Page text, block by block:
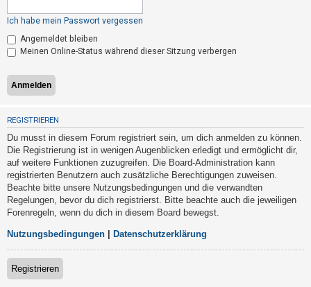
R
e
i
s
t
r
i
e
r
e
n
U
n
Ich habe mein Passwort vergessen
Angemeldet bleiben
Meinen Online-Status während dieser Sitzung verbergen
REGISTRIEREN
Du musst in diesem Forum registriert sein, um dich anmelden zu können.
Die Registrierung ist in wenigen Augenblicken erledigt und ermöglicht dir,
auf weitere Funktionen zuzugreifen. Die Board-Administration kann
registrierten Benutzern auch zusätzliche Berechtigungen zuweisen.
Beachte bitte unsere Nutzungsbedingungen und die verwandten
Regelungen, bevor du dich registrierst. Bitte beachte auch die jeweiligen
Forenregeln, wenn du dich in diesem Board bewegst.
Nutzungsbedingungen Datenschutzerklärung
Registrieren